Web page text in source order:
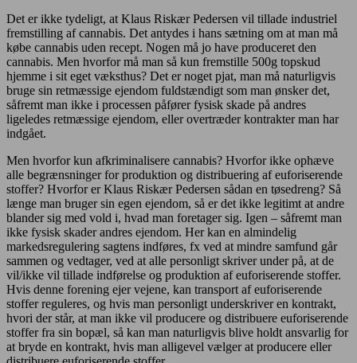
Det er ikke tydeligt, at Klaus Riskær Pedersen vil tillade industriel
fremstilling af cannabis. Det antydes i hans sætning om at man må
købe cannabis uden recept. Nogen må jo have produceret den
cannabis. Men hvorfor må man så kun fremstille 500g topskud
hjemme i sit eget væksthus? Det er noget pjat, man må naturligvis
bruge sin retmæssige ejendom fuldstændigt som man ønsker det,
såfremt man ikke i processen påfører fysisk skade på andres
ligeledes retmæssige ejendom, eller overtræder kontrakter man har
indgået.
Men hvorfor kun afkriminalisere cannabis? Hvorfor ikke ophæve
alle begrænsninger for produktion og distribuering af euforiserende
stoffer? Hvorfor er Klaus Riskær Pedersen sådan en tøsedreng? Så
længe man bruger sin egen ejendom, så er det ikke legitimt at andre
blander sig med vold i, hvad man foretager sig. Igen – såfremt man
ikke fysisk skader andres ejendom. Her kan en almindelig
markedsregulering sagtens indføres, fx ved at mindre samfund går
sammen og vedtager, ved at alle personligt skriver under på, at de
vil/ikke vil tillade indførelse og produktion af euforiserende stoffer.
Hvis denne forening ejer vejene, kan transport af euforiserende
stoffer reguleres, og hvis man personligt underskriver en kontrakt,
hvori der står, at man ikke vil producere og distribuere euforiserende
stoffer fra sin bopæl, så kan man naturligvis blive holdt ansvarlig for
at bryde en kontrakt, hvis man alligevel vælger at producere eller